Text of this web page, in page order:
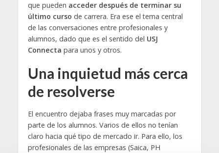
que pueden acceder después de terminar su
último curso de carrera. Era ese el tema central
de las conversaciones entre profesionales y
alumnos, dado que es el sentido del USJ
Connecta para unos y otros.
Una inquietud más cerca
de resolverse
El encuentro dejaba frases muy marcadas por
parte de los alumnos. Varios de ellos no tenían
claro hacia qué tipo de mercado ir. Para ello, los
profesionales de las empresas (Saica, PH